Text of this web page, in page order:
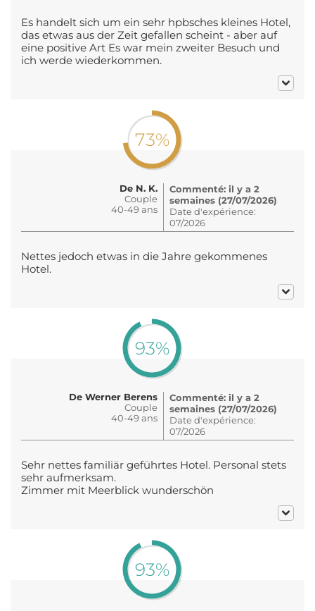
Es handelt sich um ein sehr hpbsches kleines Hotel,
das etwas aus der Zeit gefallen scheint - aber auf
eine positive Art Es war mein zweiter Besuch und
ich werde wiederkommen.
73%
De N. K.
Couple
40-49 ans
Commenté: il y a 2
semaines (27/07/2026)
Date d'expérience:
07/2026
Nettes jedoch etwas in die Jahre gekommenes
Hotel.
93%
De Werner Berens
Couple
40-49 ans
Commenté: il y a 2
semaines (27/07/2026)
Date d'expérience:
07/2026
Sehr nettes familiär geführtes Hotel. Personal stets
sehr aufmerksam.
Zimmer mit Meerblick wunderschön
93%